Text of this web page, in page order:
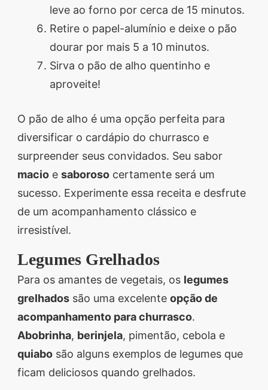
leve ao forno por cerca de 15 minutos.
Retire o papel-alumínio e deixe o pão
dourar por mais 5 a 10 minutos.
Sirva o pão de alho quentinho e
aproveite!
O pão de alho é uma opção perfeita para
diversificar o cardápio do churrasco e
surpreender seus convidados. Seu sabor
macio e saboroso certamente será um
sucesso. Experimente essa receita e desfrute
de um acompanhamento clássico e
irresistível.
Legumes Grelhados
Para os amantes de vegetais, os legumes
grelhados são uma excelente opção de
acompanhamento para churrasco.
Abobrinha, berinjela, pimentão, cebola e
quiabo são alguns exemplos de legumes que
ficam deliciosos quando grelhados.